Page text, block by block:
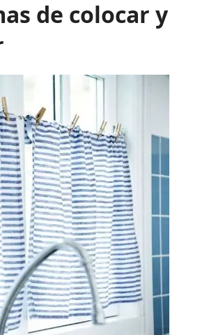
de colocar y